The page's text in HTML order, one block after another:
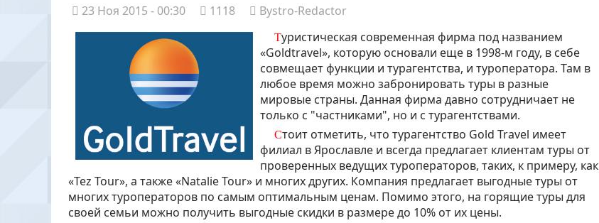
23 Ноя 2015 - 00:30 1118 Bystro-Redactor
Туристическая современная фирма под названием
«Goldtravel», которую основали еще в 1998-м году, в себе
совмещает функции и турагентства, и туроператора. Там в
любое время можно забронировать туры в разные
мировые страны. Данная фирма давно сотрудничает не
только с "частниками", но и с турагентствами.
Стоит отметить, что турагентство Gold Travel имеет
филиал в Ярославле и всегда предлагает клиентам туры от
проверенных ведущих туроператоров, таких, к примеру, как
«Tez Tour», а также «Natalie Tour» и многих других. Компания предлагает выгодные туры от
многих туроператоров по самым оптимальным ценам. Помимо этого, на горящие туры для
своей семьи можно получить выгодные скидки в размере до 10% от их цены.